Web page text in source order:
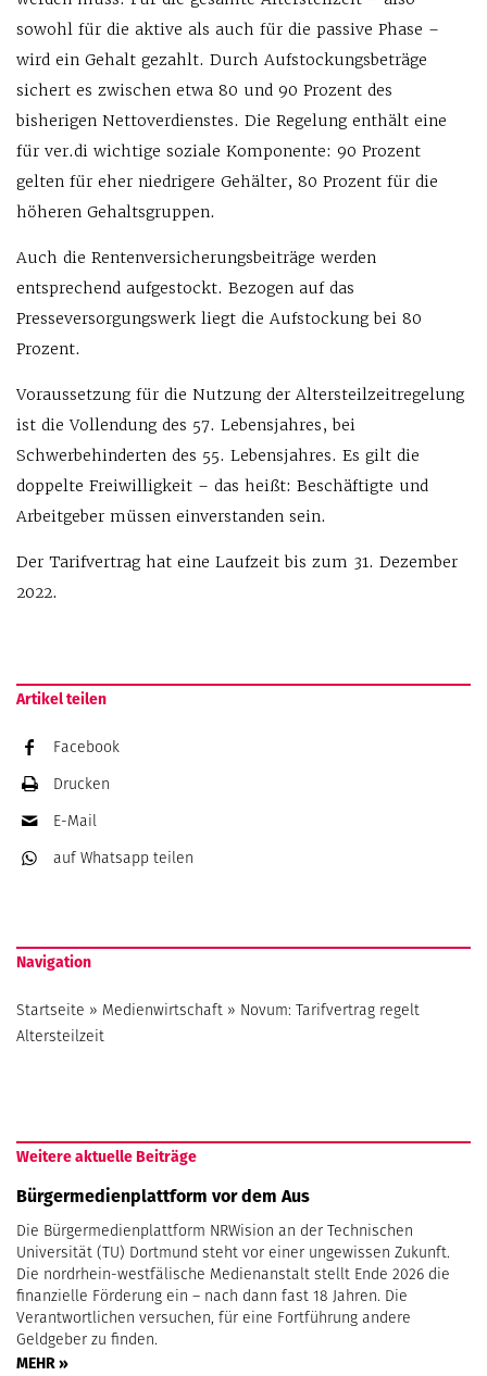
sowohl für die aktive als auch für die passive Phase –
wird ein Gehalt gezahlt. Durch Aufstockungsbeträge
sichert es zwischen etwa 80 und 90 Prozent des
bisherigen Nettoverdienstes. Die Regelung enthält eine
für ver.di wichtige soziale Komponente: 90 Prozent
gelten für eher niedrigere Gehälter, 80 Prozent für die
höheren Gehaltsgruppen.
Auch die Rentenversicherungsbeiträge werden
entsprechend aufgestockt. Bezogen auf das
Presseversorgungswerk liegt die Aufstockung bei 80
Prozent.
Voraussetzung für die Nutzung der Altersteilzeitregelung
ist die Vollendung des 57. Lebensjahres, bei
Schwerbehinderten des 55. Lebensjahres. Es gilt die
doppelte Freiwilligkeit – das heißt: Beschäftigte und
Arbeitgeber müssen einverstanden sein.
Der Tarifvertrag hat eine Laufzeit bis zum 31. Dezember
2022.
Artikel teilen
Facebook
Drucken
E-Mail
auf Whatsapp teilen
Navigation
Startseite » Medienwirtschaft » Novum: Tarifvertrag regelt
Altersteilzeit
Weitere aktuelle Beiträge
Bürgermedienplattform vor dem Aus
Die Bürgermedienplattform NRWision an der Technischen
Universität (TU) Dortmund steht vor einer ungewissen Zukunft.
Die nordrhein-westfälische Medienanstalt stellt Ende 2026 die
finanzielle Förderung ein – nach dann fast 18 Jahren. Die
Verantwortlichen versuchen, für eine Fortführung andere
Geldgeber zu finden.
MEHR »